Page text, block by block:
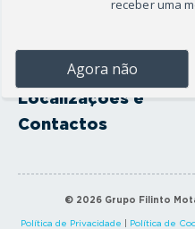
Onde Estamos
Localizações e
Contactos
© 2026Grupo Filinto
Política de Privacidade Política de